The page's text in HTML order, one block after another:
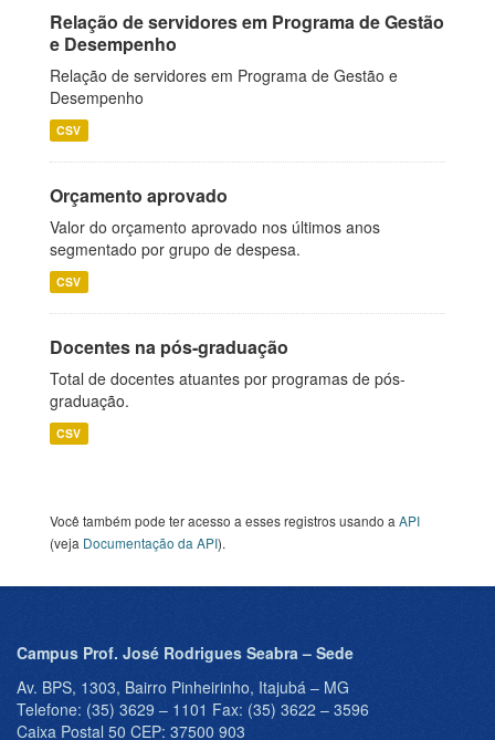
Relação de servidores em Programa de Gestão
e Desempenho
Relação de servidores em Programa de Gestão e
Desempenho
CSV
Orçamento aprovado
Valor do orçamento aprovado nos últimos anos
segmentado por grupo de despesa.
CSV
Docentes na pós-graduação
Total de docentes atuantes por programas de pós-
graduação.
CSV
Você também pode ter acesso a esses registros usando a API
(veja Documentação da API).
Campus Prof. José Rodrigues Seabra – Sede
Av. BPS, 1303, Bairro Pinheirinho, Itajubá – MG
Telefone: (35) 3629 – 1101 Fax: (35) 3622 – 3596
Caixa Postal 50 CEP: 37500 903